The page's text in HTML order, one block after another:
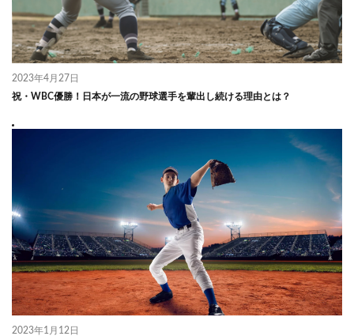
2023年4月27日
祝・WBC優勝！日本が一流の野球選手を輩出し続ける理由とは？
2023年1月12日